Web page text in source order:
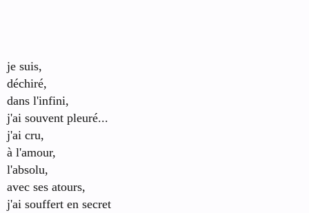
je suis,
déchiré,
dans l'infini,
j'ai souvent pleuré...
j'ai cru,
à l'amour,
l'absolu,
avec ses atours,
j'ai souffert en secret